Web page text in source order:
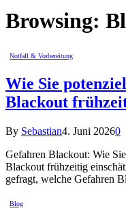
Browsing:
Notfall & Vorbereitung
Wie Sie
Blackout
By Sebastian4. Juni 20260
Gefahren Blackout: Wie
Blackout frühzeitig
gefragt, welche Gefahren
Blog